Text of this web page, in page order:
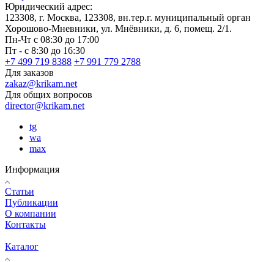
Юридический адрес:
123308, г. Москва, 123308, вн.тер.г. муниципальный орган
Хорошово-Мневники, ул. Мнёвники, д. 6, помещ. 2/1.
Пн-Чт с 08:30 до 17:00
Пт - с 8:30 до 16:30
+7 499 719 8388 +7 991 779 2788
Для заказов
zakaz@krikam.net
Для общих вопросов
director@krikam.net
tg
wa
max
Информация
Статьи
Публикации
О компании
Контакты
Каталог